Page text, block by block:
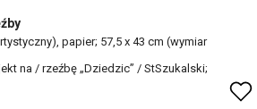
papier; 57,5 x 43 cm (wymiar
na / rzeźbę „Dziedzic” / StSzukalski;